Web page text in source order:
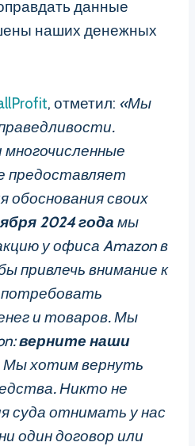
данные
наших денежных
, отметил: «Мы
предоставляет
обоснования своих
2024 года мы
у офиса Amazon в
привлечь внимание к
и товаров. Мы
верните наши
Мы хотим вернуть
Никто не
суда отнимать у нас
один договор или